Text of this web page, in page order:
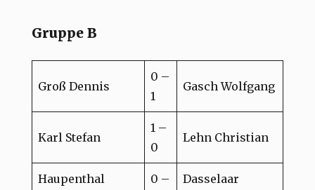
Gruppe B
Groß Dennis
0 –
1
Gasch Wolfgang
Karl Stefan
1 –
0
Lehn Christian
Haupenthal
0 –
Dasselaar